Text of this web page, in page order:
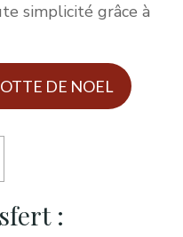
simplicité grâce à
DE NOEL
: